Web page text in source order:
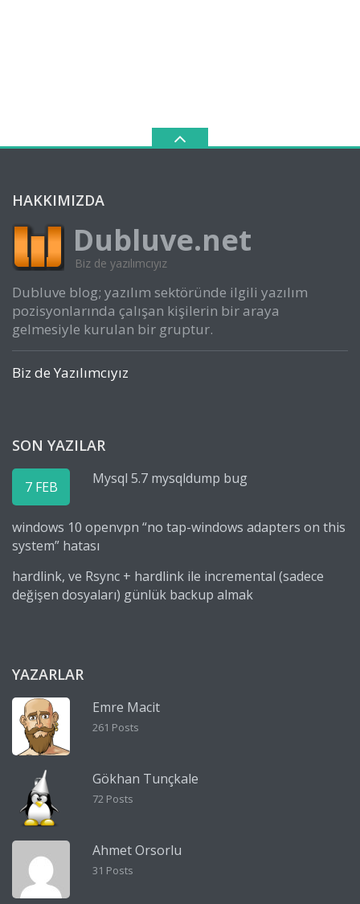
HAKKIMIZDA
Dubluve.net
Biz de yazılımcıyız
Dubluve blog; yazılım sektöründe ilgili yazılım
pozisyonlarında çalışan kişilerin bir araya
gelmesiyle kurulan bir gruptur.
Biz de Yazılımcıyız
SON YAZILAR
7 FEB Mysql 5.7 mysqldump bug
windows 10 openvpn “no tap-windows adapters on this
system” hatası
hardlink, ve Rsync + hardlink ile incremental (sadece
değişen dosyaları) günlük backup almak
YAZARLAR
Emre Macit
261 Posts
Gökhan Tunçkale
72 Posts
Ahmet Orsorlu
31 Posts